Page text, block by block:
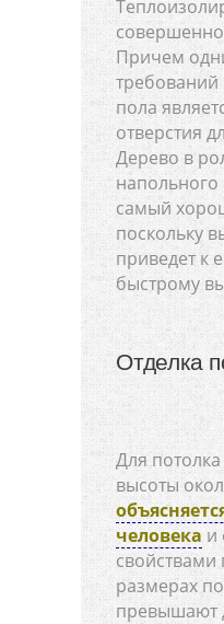
Причем
требований
пола
отверстия
Дерево в
самый
поскольку
приведет к
быстрому
Отделка
Для
высоты
человека и
свойствами
размерах
превышают